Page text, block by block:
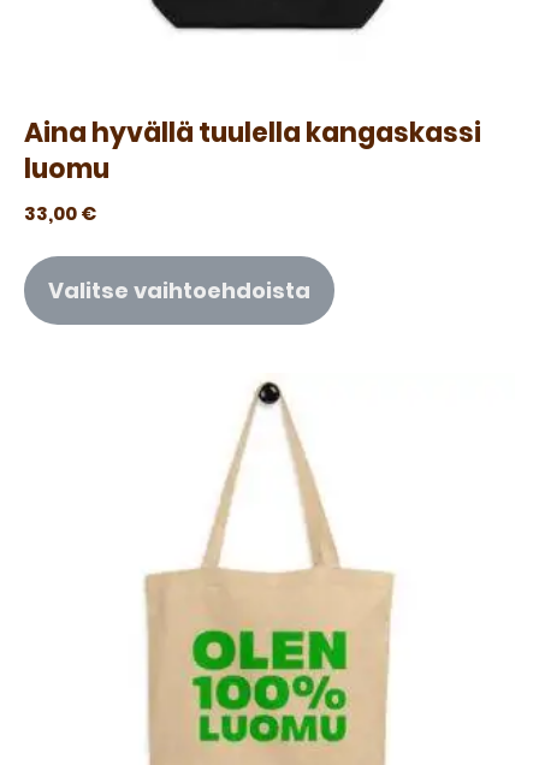
Aina hyvällä tuulella kangaskassi
luomu
33,00€
Valitse vaihtoehdoista